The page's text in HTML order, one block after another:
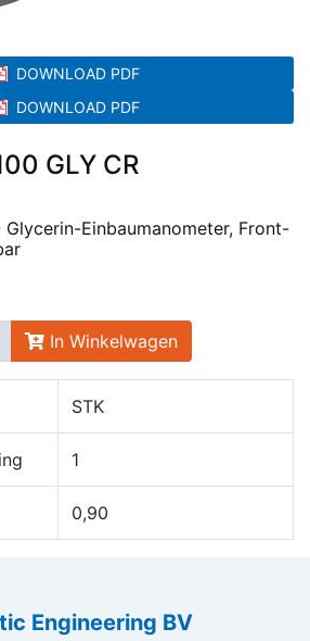
DOWNLOAD PDF
DOWNLOAD PDF
GLY CR
Glycerin-Einbaumanometer, Front-
In Winkelwagen
STK
1
0,90
Engineering BV